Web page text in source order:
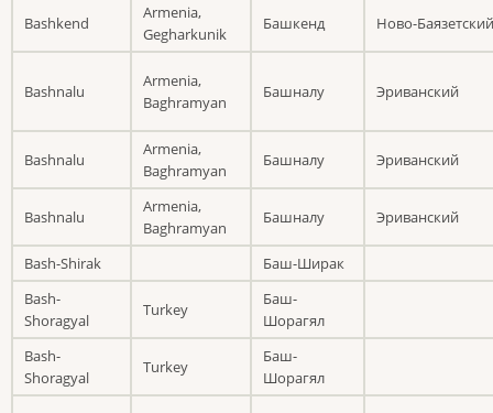
Bashkend
Armenia,
Gegharkunik
Башкенд Ново-Баязетский
Bashnalu
Armenia,
Baghramyan
Башналу Эриванский
Bashnalu
Armenia,
Baghramyan
Башналу Эриванский
Bashnalu
Armenia,
Baghramyan
Башналу Эриванский
Bash-Shirak
Баш-Ширак
Bash-
Shoragyal
Turkey
Баш-
Шорагял
Bash-
Shoragyal
Turkey
Баш-
Шорагял